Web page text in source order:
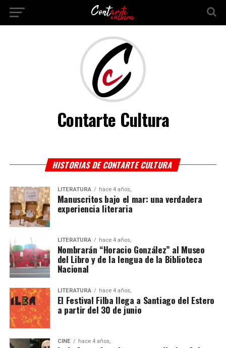
Contarte Cultura
HISTORIAS DE CONTARTE CULTURA
LITERATURA hace 4 años,
Manuscritos bajo el mar: una verdadera
experiencia literaria
LITERATURA hace 4 años,
Nombrarán “Horacio González” al Museo
del Libro y de la lengua de la Biblioteca
Nacional
LITERATURA hace 4 años,
El Festival Filba llega a Santiago del Estero
a partir del 30 de junio
CINE hace 4 años,